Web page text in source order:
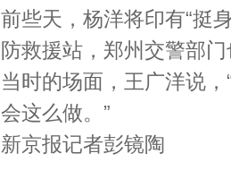
前些天，杨洋将印有“挺
防救援站，郑州交警部
当时的场面，王广洋说
会这么做。”
新京报记者彭镜陶